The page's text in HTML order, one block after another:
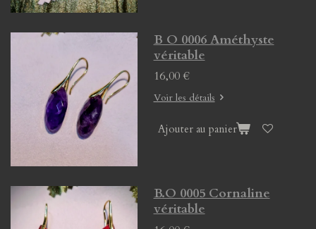
B O 0006 Améthyste
véritable
16,00 €
Voir les détails
Ajouter au panier
B.O 0005 Cornaline
véritable